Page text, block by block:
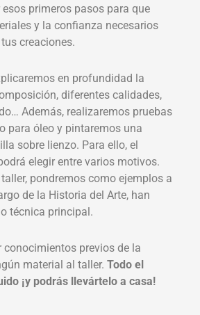
primeros pasos para que
y la confianza necesarios
creaciones.
en profundidad la
diferentes calidades,
Además, realizaremos pruebas
para óleo y pintaremos una
sobre lienzo. Para ello, el
elegir entre varios motivos.
pondremos como ejemplos a
de la Historia del Arte, han
técnica principal.
conocimientos previos de la
material al taller.Todo el
¡y podrás llevártelo a casa!